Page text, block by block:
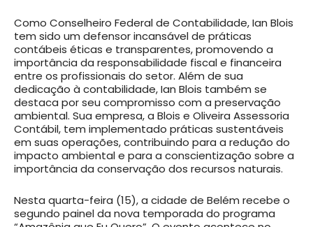
Como Conselheiro Federal de Contabilidade, Ian Blois
tem sido um defensor incansável de práticas
contábeis éticas e transparentes, promovendo a
importância da responsabilidade fiscal e financeira
entre os profissionais do setor. Além de sua
dedicação à contabilidade, Ian Blois também se
destaca por seu compromisso com a preservação
ambiental. Sua empresa, a Blois e Oliveira Assessoria
Contábil, tem implementado práticas sustentáveis
em suas operações, contribuindo para a redução do
impacto ambiental e para a conscientização sobre a
importância da conservação dos recursos naturais.
Nesta quarta-feira (15), a cidade de Belém recebe o
segundo painel da nova temporada do programa